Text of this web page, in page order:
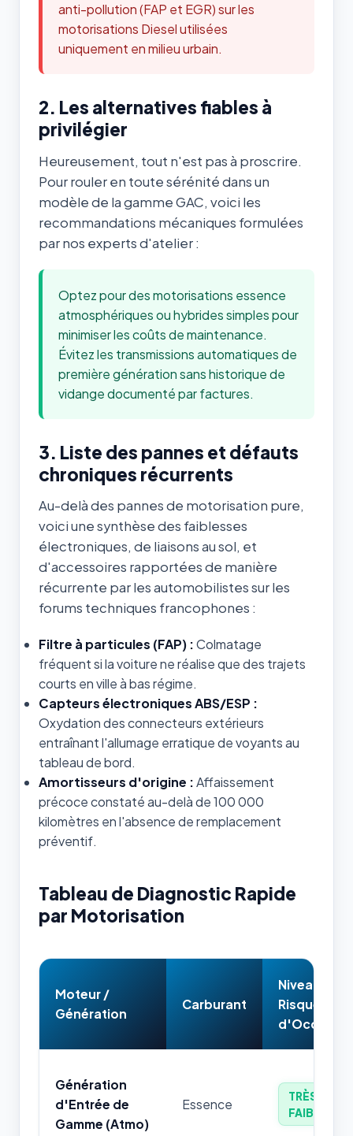
anti-pollution (FAP et EGR) sur les
motorisations Diesel utilisées
uniquement en milieu urbain.
2. Les alternatives fiables à
privilégier
Heureusement, tout n'est pas à proscrire.
Pour rouler en toute sérénité dans un
modèle de la gamme GAC, voici les
recommandations mécaniques formulées
par nos experts d'atelier :
Optez pour des motorisations essence
atmosphériques ou hybrides simples pour
minimiser les coûts de maintenance.
Évitez les transmissions automatiques de
première génération sans historique de
vidange documenté par factures.
3. Liste des pannes et défauts
chroniques récurrents
Au-delà des pannes de motorisation pure,
voici une synthèse des faiblesses
électroniques, de liaisons au sol, et
d'accessoires rapportées de manière
récurrente par les automobilistes sur les
forums techniques francophones :
Filtre à particules (FAP) :Colmatage
fréquent si la voiture ne réalise que des trajets
courts en ville à bas régime.
Capteurs électroniques ABS/ESP :
Oxydation des connecteurs extérieurs
entraînant l'allumage erratique de voyants au
tableau de bord.
Amortisseurs d'origine :Affaissement
précoce constaté au-delà de 100 000
kilomètres en l'absence de remplacement
préventif.
Tableau de Diagnostic Rapide
par Motorisation
Moteur /
Génération
Carburant
Niveau de
Risque
d'Occasion
Génération
d'Entrée de
Gamme (Atmo)
Essence
TRÈS
FAIBLE